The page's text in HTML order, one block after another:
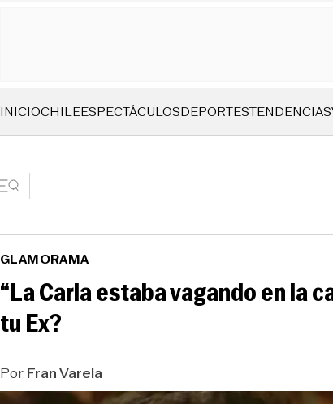
INICIOCHILEESPECTÁCULOSDEPORTESTENDENCIAS
GLAMORAMA
“La Carla estaba vagando en la
tu Ex?
PorFran Varela